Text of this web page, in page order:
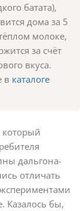
батата),
дома за 5
молоке,
за счёт
вкуса.
в каталоге
дальгона-
отличать
Казалось бы,